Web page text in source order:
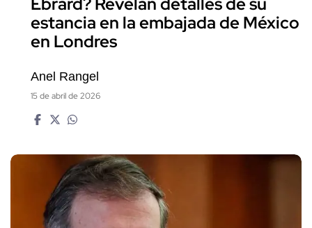
estancia en la embajada de México
en Londres
Anel Rangel
15 de abril de 2026